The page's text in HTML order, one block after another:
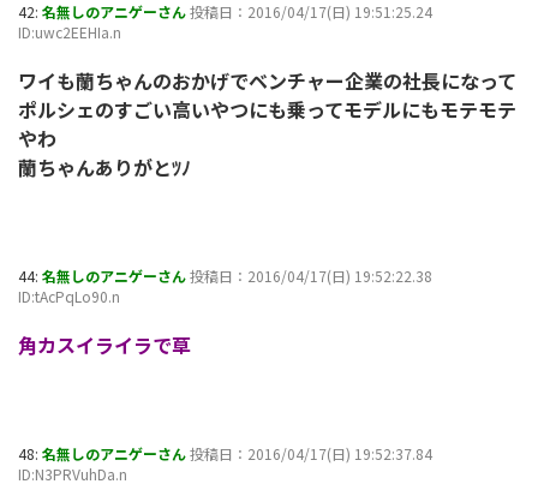
42: 名無しのアニゲーさん投稿日：2016/04/17(日) 19:51:25.24
ID:uwc2EEHIa.n
ワイも蘭ちゃんのおかげでベンチャー企業の社長になって
ポルシェのすごい高いやつにも乗ってモデルにもモテモテ
やわ
蘭ちゃんありがとﾂﾉ
44: 名無しのアニゲーさん投稿日：2016/04/17(日) 19:52:22.38
ID:tAcPqLo90.n
角カスイライラで草
48: 名無しのアニゲーさん投稿日：2016/04/17(日) 19:52:37.84
ID:N3PRVuhDa.n